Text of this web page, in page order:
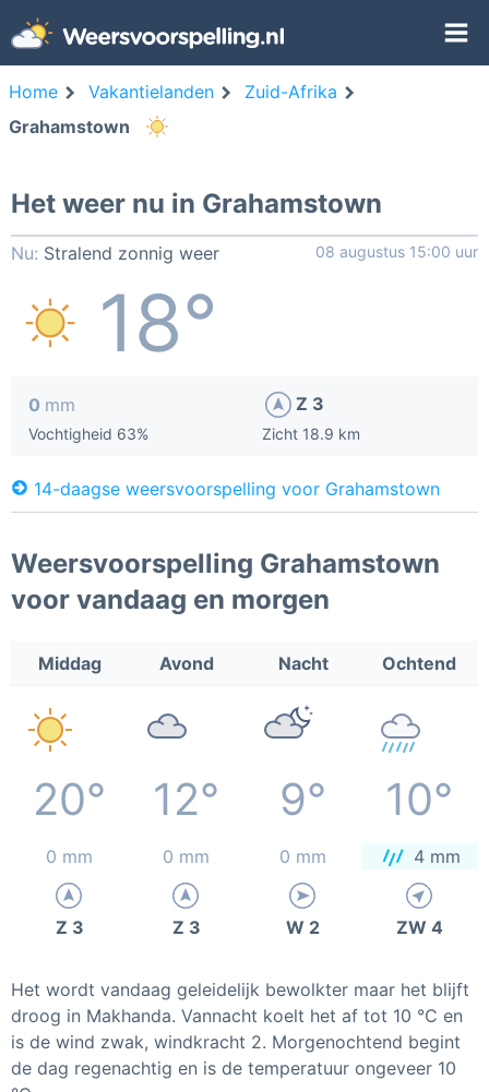
Home Vakantielanden
Zuid-Afrika
Grahamstown
Het weer nu in Grahamstown
Nu: Stralend zonnig weer 08 augustus 15:00 uur
18°
0 mm
Vochtigheid 63%
Z 3
Zicht 18.9 km
14-daagse weersvoorspelling voor Grahamstown
Weersvoorspelling Grahamstown
voor vandaag en morgen
Middag Avond Nacht Ochtend
20° 12° 9° 10°
0 mm 0 mm 0 mm 4 mm
Z 3 Z 3 W 2 ZW 4
Het wordt vandaag geleidelijk bewolkter maar het blijft
droog in Makhanda. Vannacht koelt het af tot 10 °C en
is de wind zwak, windkracht 2. Morgenochtend begint
de dag regenachtig en is de temperatuur ongeveer 10